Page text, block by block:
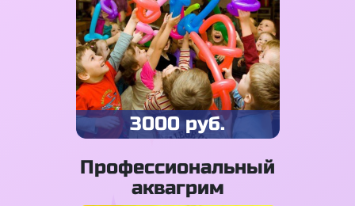
3000 руб.
Профессиональный
аквагрим